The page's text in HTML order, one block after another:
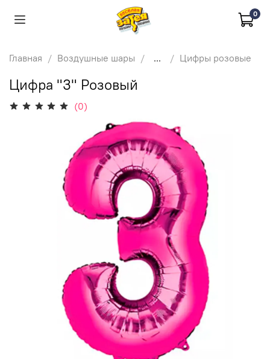
0
Главная Воздушные шары ... Цифры розовые
Цифра "3" Розовый
(0)